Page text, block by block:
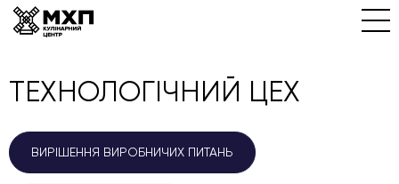
ТЕХНОЛОГІЧНИЙ ЦЕХ
ВИРІШЕННЯ ВИРОБНИЧИХ ПИТАНЬ